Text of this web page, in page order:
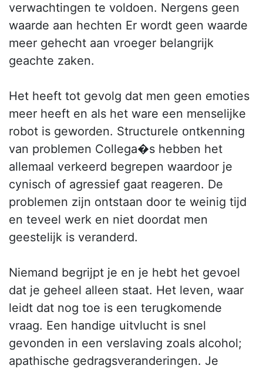
verwachtingen te voldoen. Nergens geen
waarde aan hechten Er wordt geen waarde
meer gehecht aan vroeger belangrijk
geachte zaken.
Het heeft tot gevolg dat men geen emoties
meer heeft en als het ware een menselijke
robot is geworden. Structurele ontkenning
van problemen Collega�s hebben het
allemaal verkeerd begrepen waardoor je
cynisch of agressief gaat reageren. De
problemen zijn ontstaan door te weinig tijd
en teveel werk en niet doordat men
geestelijk is veranderd.
Niemand begrijpt je en je hebt het gevoel
dat je geheel alleen staat. Het leven, waar
leidt dat nog toe is een terugkomende
vraag. Een handige uitvlucht is snel
gevonden in een verslaving zoals alcohol;
apathische gedragsveranderingen. Je